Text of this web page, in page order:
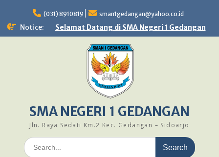
content
(031) 8910819 sman1gedangan@yahoo.co.id
Notice: Selamat Datang di SMA Negeri 1 Gedangan
SMA NEGERI 1 GEDANGAN
Jln. Raya Sedati Km.2 Kec. Gedangan – Sidoarjo
Search
for: